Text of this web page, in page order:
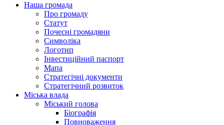
Наша громада
Про громаду
Статут
Почесні громадяни
Символіка
Логотип
Інвестиційний паспорт
Мапа
Стратегічні документи
Стратегічний розвиток
Міська влада
Міський голова
Біографія
Повноваження